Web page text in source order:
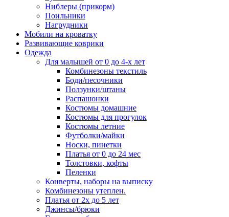
Ниблеры (прикорм)
Поильники
Нагрудники
Мобили на кроватку
Развивающие коврики
Одежда
Для малышей от 0 до 4-х лет
Комбинезоны текстиль
Боди/песочники
Ползунки/штаны
Распашонки
Костюмы домашние
Костюмы для прогулок
Костюмы летние
Футболки/майки
Носки, пинетки
Платья от 0 до 24 мес
Толстовки, кофты
Пеленки
Конверты, наборы на выписку
Комбинезоны утеплен.
Платья от 2х до 5 лет
Джинсы/брюки